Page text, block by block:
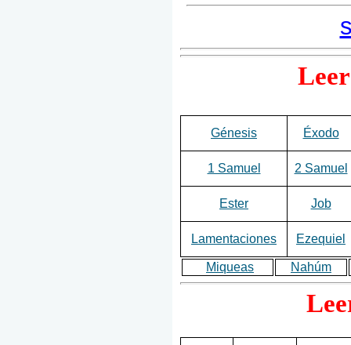
Génesis Éxodo
1 Samuel 2 Samuel
Ester Job
Lamentaciones Ezequiel
Miqueas Nahúm